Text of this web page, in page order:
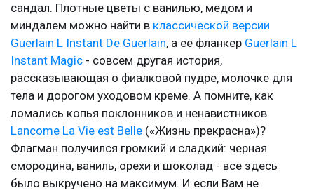
сандал. Плотные цветы с ванилью, медом и
миндалем можно найти в классической версии
Guerlain L Instant De Guerlain, а ее фланкер Guerlain L
Instant Magic - совсем другая история,
рассказывающая о фиалковой пудре, молочке для
тела и дорогом уходовом креме. А помните, как
ломались копья поклонников и ненавистников
Lancome La Vie est Belle («Жизнь прекрасна»)?
Флагман получился громкий и сладкий: черная
смородина, ваниль, орехи и шоколад - все здесь
было выкручено на максимум. И если Вам не